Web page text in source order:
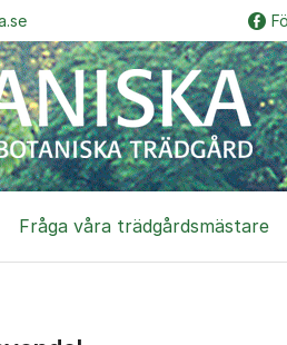
Fråga våra trädgårdsmästare